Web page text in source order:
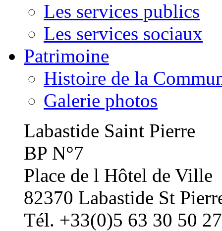
Les services publics
Les services sociaux
Patrimoine
Histoire de la
Galerie photos
Labastide Saint Pierre
BP N°7
Place de l Hôtel de Ville
82370 Labastide St
Tél. +33(0)5 63 30 50 27